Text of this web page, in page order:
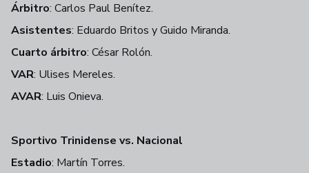
Árbitro: Carlos Paul Benítez.
Asistentes: Eduardo Britos y Guido Miranda.
Cuarto árbitro: César Rolón.
VAR: Ulises Mereles.
AVAR: Luis Onieva.
Sportivo Trinidense vs. Nacional
Estadio: Martín Torres.